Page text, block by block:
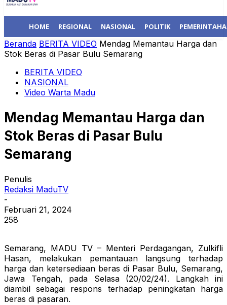
HOME REGIONAL NASIONAL POLITIK
Beranda BERITA VIDEO Mendag Memantau Harga dan
Stok Beras di Pasar Bulu Semarang
BERITA VIDEO
NASIONAL
Video Warta Madu
Mendag Memantau Harga dan
Stok Beras di Pasar Bulu
Semarang
Penulis
Redaksi MaduTV
-
Februari 21, 2024
258
Semarang, MADU TV – Menteri Perdagangan, Zulkifli
Hasan, melakukan pemantauan langsung terhadap
harga dan ketersediaan beras di Pasar Bulu, Semarang,
Jawa Tengah, pada Selasa (20/02/24). Langkah ini
diambil sebagai respons terhadap peningkatan harga
beras di pasaran.